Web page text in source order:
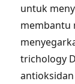
untuk
membantu
trichology